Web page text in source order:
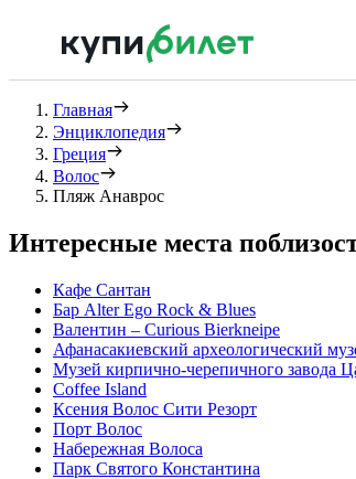
Главная
Энциклопедия
Греция
Волос
Пляж Анаврос
Интересные места
Кафе Сантан
Бар Alter Ego Rock & Blues
Валентин – Curious Bierkneipe
Афанасакиевский археологический
Музей кирпично-черепичного завода
Coffee Island
Ксения Волос Сити Резорт
Порт Волос
Набережная Волоса
Парк Святого Константина